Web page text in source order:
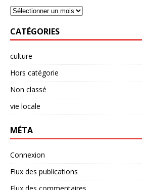
CATÉGORIES
culture
Hors catégorie
Non classé
vie locale
MÉTA
Connexion
Flux des publications